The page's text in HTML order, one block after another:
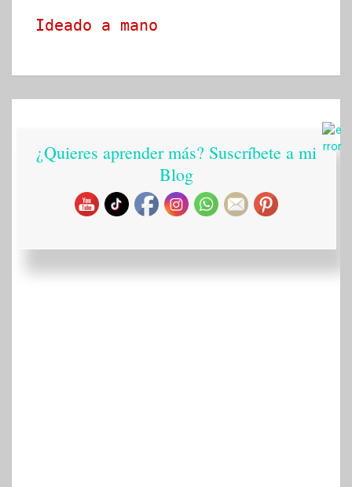
Ideado a mano
¿Quieres aprender más? Suscríbete a mi
Blog